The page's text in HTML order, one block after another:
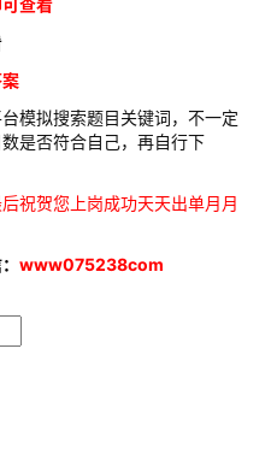
查看
模拟搜索题目关键词，不一定
是否符合自己，再自行下
祝贺您上岗成功天天出单月月
www075238com